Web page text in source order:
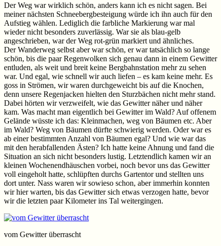
Der Weg war wirklich schön, anders kann ich es nicht sagen. Bei
meiner nächsten Schneebergbesteigung würde ich ihn auch für den
Aufstieg wählen. Lediglich die farbliche Markierung war mal
wieder nicht besonders zuverlässig. War sie als blau-gelb
angeschrieben, war der Weg rot-grün markiert und ähnliches.
Der Wanderweg selbst aber war schön, er war tatsächlich so lange
schön, bis die paar Regenwolken sich genau dann in einem Gewitter
entluden, als weit und breit keine Bergbahnstation mehr zu sehen
war. Und egal, wie schnell wir auch liefen – es kam keine mehr. Es
goss in Strömen, wir waren durchgeweicht bis auf die Knochen,
denn unsere Regenjacken hielten den Sturzbächen nicht mehr stand.
Dabei hörten wir verzweifelt, wie das Gewitter näher und näher
kam. Was macht man eigentlich bei Gewitter im Wald? Auf offenem
Gelände wüsste ich das: Kleinmachen, weg von Bäumen etc. Aber
im Wald? Weg von Bäumen dürfte schwierig werden. Oder war es
ab einer bestimmten Anzahl von Bäumen egal? Und wie war das
mit den herabfallenden Ästen? Ich hatte keine Ahnung und fand die
Situation an sich nicht besonders lustig. Letztendlich kamen wir an
kleinen Wochenendhäuschen vorbei, noch bevor uns das Gewitter
voll eingeholt hatte, schlüpften durchs Gartentor und stellten uns
dort unter. Nass waren wir sowieso schon, aber immerhin konnten
wir hier warten, bis das Gewitter sich etwas verzogen hatte, bevor
wir die letzten paar Kilometer ins Tal weitergingen.
vom Gewitter überrascht